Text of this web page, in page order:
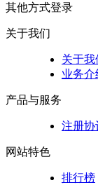
其他方式登录
关于我们
关于我
业务介
产品与服务
注册协
网站特色
排行榜